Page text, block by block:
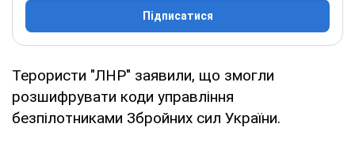
Підписатися
Терористи "ЛНР" заявили, що змогли
розшифрувати коди управління
безпілотниками Збройних сил України.